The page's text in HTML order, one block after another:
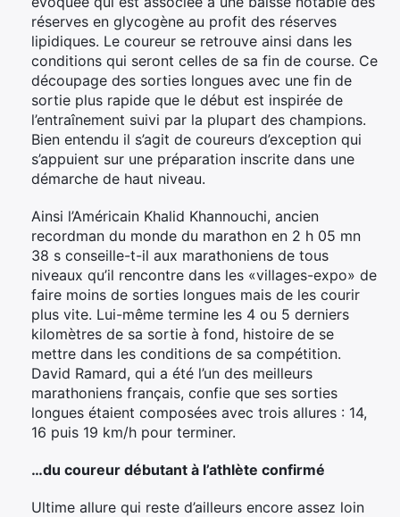
réserves en glycogène au profit des réserves
lipidiques. Le coureur se retrouve ainsi dans les
conditions qui seront celles de sa fin de course. Ce
découpage des sorties longues avec une fin de
sortie plus rapide que le début est inspirée de
l’entraînement suivi par la plupart des champions.
Bien entendu il s’agit de coureurs d’exception qui
s’appuient sur une préparation inscrite dans une
démarche de haut niveau.
Ainsi l’Américain Khalid Khannouchi, ancien
recordman du monde du marathon en 2 h 05 mn
38 s conseille-t-il aux marathoniens de tous
niveaux qu’il rencontre dans les «villages-expo» de
faire moins de sorties longues mais de les courir
plus vite. Lui-même termine les 4 ou 5 derniers
kilomètres de sa sortie à fond, histoire de se
mettre dans les conditions de sa compétition.
David Ramard, qui a été l’un des meilleurs
marathoniens français, confie que ses sorties
longues étaient composées avec trois allures : 14,
16 puis 19 km/h pour terminer.
…du coureur débutant à l’athlète confirmé
Ultime allure qui reste d’ailleurs encore assez loin